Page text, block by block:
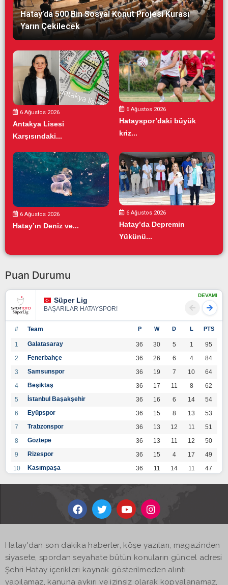
Hatay’da 500 Bin Sosyal Konut Projesi Kurası
Yarın Çekilecek
6 Ağustos 2026
Antakya Lisesi
Karşısındaki...
6 Ağustos 2026
Hatayspor’daki büyük
kriz...
6 Ağustos 2026
Hatay’ın Deniz ve...
6 Ağustos 2026
Hatay’da Depremin
Yükünü...
Puan Durumu
Süper Lig
BAŞARILAR HATAYSPOR!
DEVAMI
# Team P W D L PTS
1 Galatasaray 36 30 5 1
95
2
Fenerbahçe 36 26 6 4
84
3
Samsunspor 36 19 7 10
64
4
Beşiktaş 36 17 11 8
62
5
İstanbul Başakşehir 36 16 6 14
54
6
Eyüpspor 36 15 8 13
53
7
Trabzonspor 36 13 12 11
51
8
Göztepe 36 13 11 12
50
9
Rizespor 36 15 4 17
49
10
Kasımpaşa 36 11 14 11
47
36 12
14
Kayserispor 36 11 12 13
45
17
Hatayspor 36
Hatay'dan son dakika haberler, köşe yazıları, magazinden
siyasete, spordan seyahate bütün konuların güncel adresi
Şehri Hatay içerikleri kaynak gösterilmeden alıntı
yapılamaz, kanuna aykırı ve izinsiz olarak kopyalanamaz,